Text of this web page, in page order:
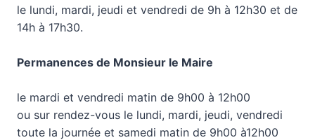
le lundi, mardi, jeudi et vendredi de 9h à 12h30 et de
14h à 17h30.
Permanences de Monsieur le Maire
le mardi et vendredi matin de 9h00 à 12h00
ou sur rendez-vous le lundi, mardi, jeudi, vendredi
toute la journée et samedi matin de 9h00 à12h00